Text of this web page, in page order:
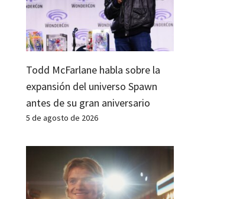
Todd McFarlane habla sobre la
expansión del universo Spawn
antes de su gran aniversario
5 de agosto de 2026